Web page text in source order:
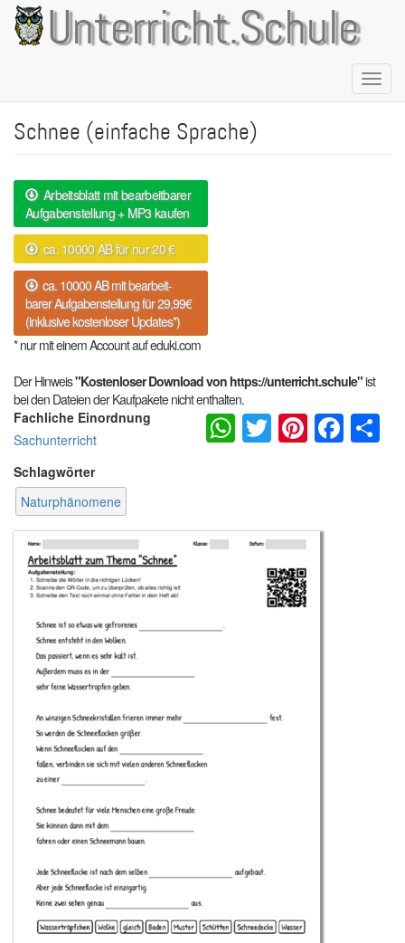
Direkt
zum
Inhalt
Unterricht.Schule
Schnee (einfache Sprache)
Arbeitsblatt mit bearbeitbarer
Aufgabenstellung + MP3 kaufen
ca. 10000 AB für nur 20 €
ca. 10000 AB mit bearbeit-
barer Aufgabenstellung für 29,99€
(inklusive kostenloser Updates*)
* nur mit einem Account auf eduki.com
Der Hinweis"Kostenloser Download von https://unterricht.schule"ist
bei den Dateien der Kaufpakete nicht enthalten.
Fachliche Einordnung
Sachunterricht
Schlagwörter
Naturphänomene
WhatsApp
Twitter